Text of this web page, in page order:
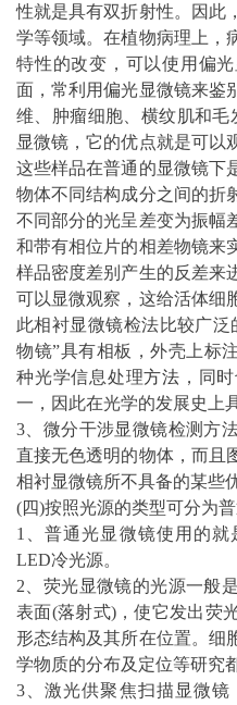
性就是具有双折射性。因此
学等领域。在植物病理上，
特性的改变，可以使用偏
面，常利用偏光显微镜来鉴
维、肿瘤细胞、横纹肌和
显微镜，它的优点就是可以
这些样品在普通的显微镜下
物体不同结构成分之间的折
不同部分的光呈差变为振幅
和带有相位片的相差物镜来
样品密度差别产生的反差来
可以显微观察，这给活体细
此相衬显微镜检法比较广
物镜”具有相板，外壳上标
种光学信息处理方法 ，同
一，因此在光学的发展史上
3、微分干涉显微镜检测方
直接无色透明的物体，而且
相衬显微镜所不具备的某些
(四)按照光源的类型可分为
1、普通光显微镜使用的
LED冷光源。
2、荧光显微镜的光源一般
表面(落射式)，使它发出荧
形态结构及其所在位置。细
学物质的分布及定位等研究
3、激光供聚焦扫描显微